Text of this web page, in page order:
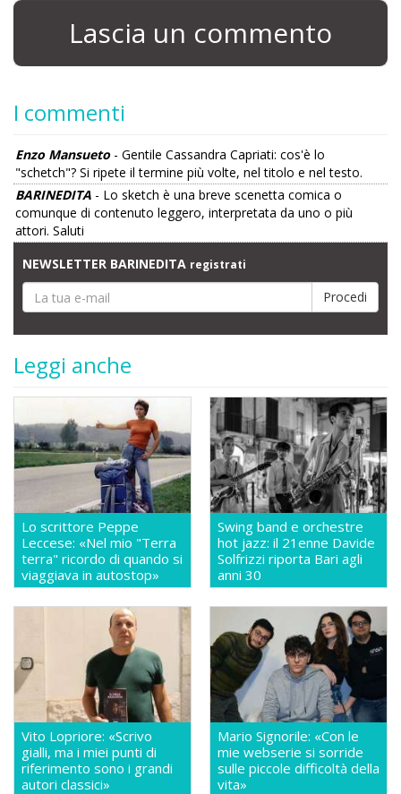
Lascia un commento
I commenti
Enzo Mansueto- Gentile Cassandra Capriati: cos'è lo
"schetch"? Si ripete il termine più volte, nel titolo e nel testo.
BARINEDITA - Lo sketch è una breve scenetta comica o
comunque di contenuto leggero, interpretata da uno o più
attori. Saluti
NEWSLETTER BARINEDITA registrati
Leggi anche
Lo scrittore Peppe
Leccese: «Nel mio "Terra
terra" ricordo di quando si
viaggiava in autostop»
Swing band e orchestre
hot jazz: il 21enne Davide
Solfrizzi riporta Bari agli
anni 30
Vito Lopriore: «Scrivo
gialli, ma i miei punti di
riferimento sono i grandi
autori classici»
Mario Signorile: «Con le
mie webserie si sorride
sulle piccole difficoltà della
vita»